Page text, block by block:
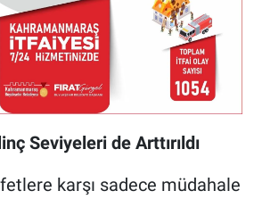
Seviyeleri de Arttırıldı
karşı sadece müdahale